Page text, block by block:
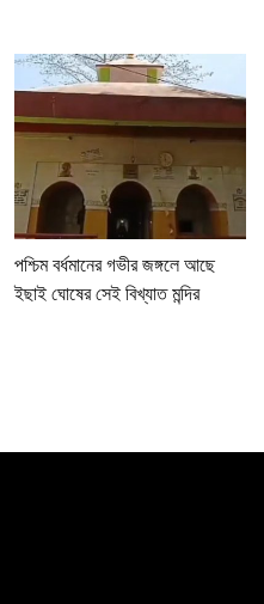
পশ্চিম বর্ধমানের গভীর জঙ্গলে আছে
ইছাই ঘোষের সেই বিখ্যাত মন্দির